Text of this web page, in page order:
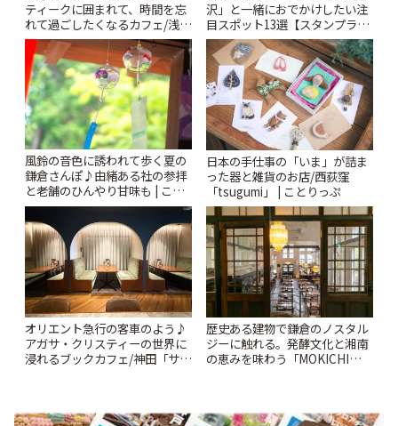
ティークに囲まれて、時間を忘
れて過ごしたくなるカフェ/浅草
「annorum cafe」 | ことりっぷ
沢」と一緒におでかけしたい注
目スポット13選【スタンプラリ
ー開催中】 | ことりっぷ
風鈴の音色に誘われて歩く夏の
鎌倉さんぽ♪由緒ある社の参拝
と老舗のひんやり甘味も | こと
りっぷ
日本の手仕事の「いま」が詰ま
った器と雑貨のお店/西荻窪
「tsugumi」 | ことりっぷ
オリエント急行の客車のよう♪
アガサ・クリスティーの世界に
浸れるブックカフェ/神田「サロ
歴史ある建物で鎌倉のノスタル
ジーに触れる。発酵文化と湘南
の恵みを味わう「MOKICHI